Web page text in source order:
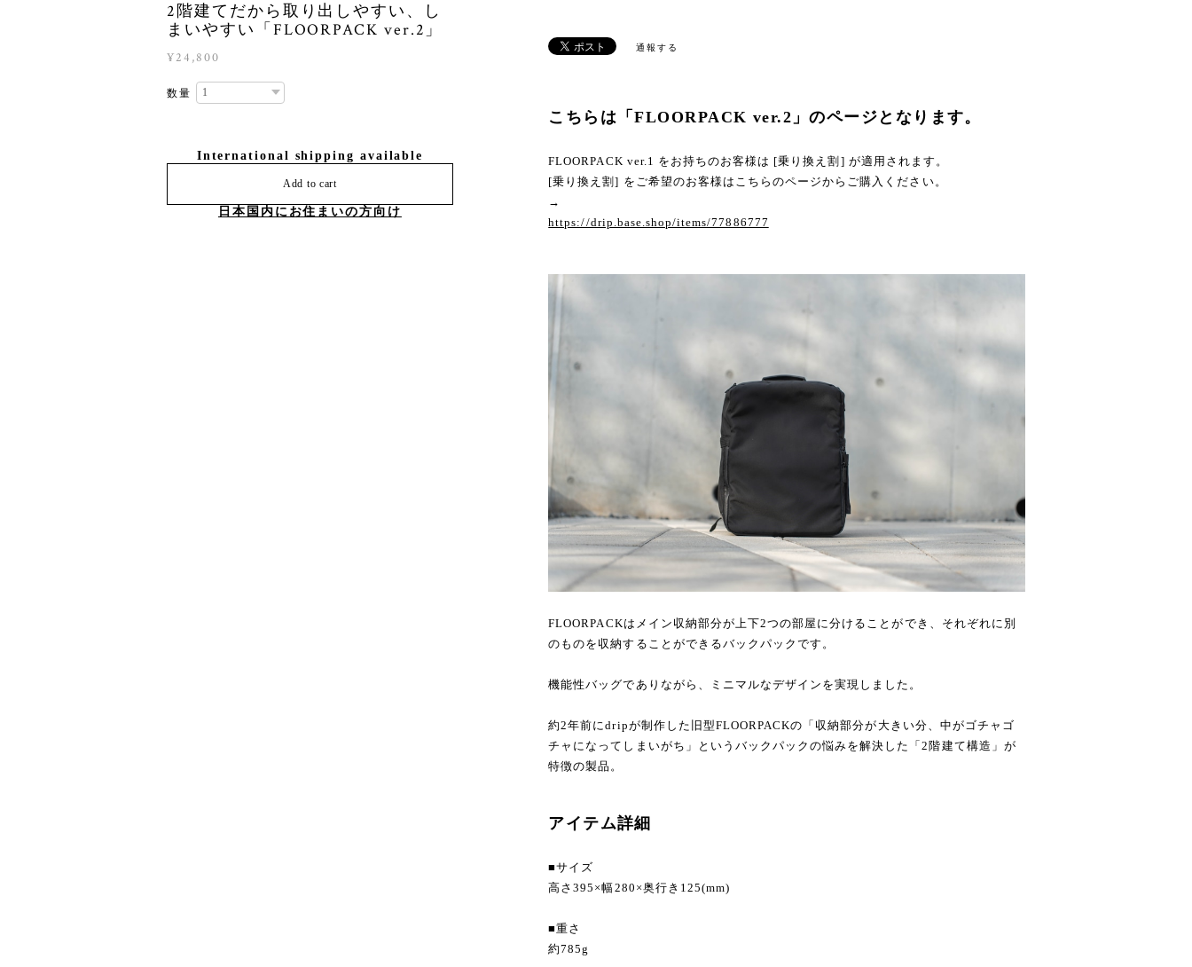
2階建てだから取り出しやすい、し
まいやすい「FLOORPACK ver.2」
¥24,800
数量
International shipping available
Add to cart
日本国内にお住まいの方向け
通報する
こちらは「FLOORPACK ver.2」のページとなります。
FLOORPACK ver.1 をお持ちのお客様は [乗り換え割] が適用されます。
[乗り換え割] をご希望のお客様はこちらのページからご購入ください。
→
https://drip.base.shop/items/77886777
FLOORPACKはメイン収納部分が上下2つの部屋に分けることができ、それぞれに別
のものを収納することができるバックパックです。
機能性バッグでありながら、ミニマルなデザインを実現しました。
約2年前にdripが制作した旧型FLOORPACKの「収納部分が大きい分、中がゴチャゴ
チャになってしまいがち」というバックパックの悩みを解決した「2階建て構造」が
特徴の製品。
アイテム詳細
■サイズ
高さ395×幅280×奥行き125(mm)
■重さ
約785g